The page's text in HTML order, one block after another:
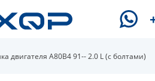
двигателя A80B4 91-- 2.0 L (с болтами)